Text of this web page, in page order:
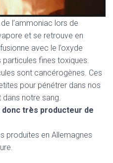
l’ammoniac lors de
et se retrouve en
avec le l’oxyde
particules fines toxiques.
sont cancérogènes. Ces
pour pénétrer dans nos
notre sang.
très producteur de
produites en Allemagnes